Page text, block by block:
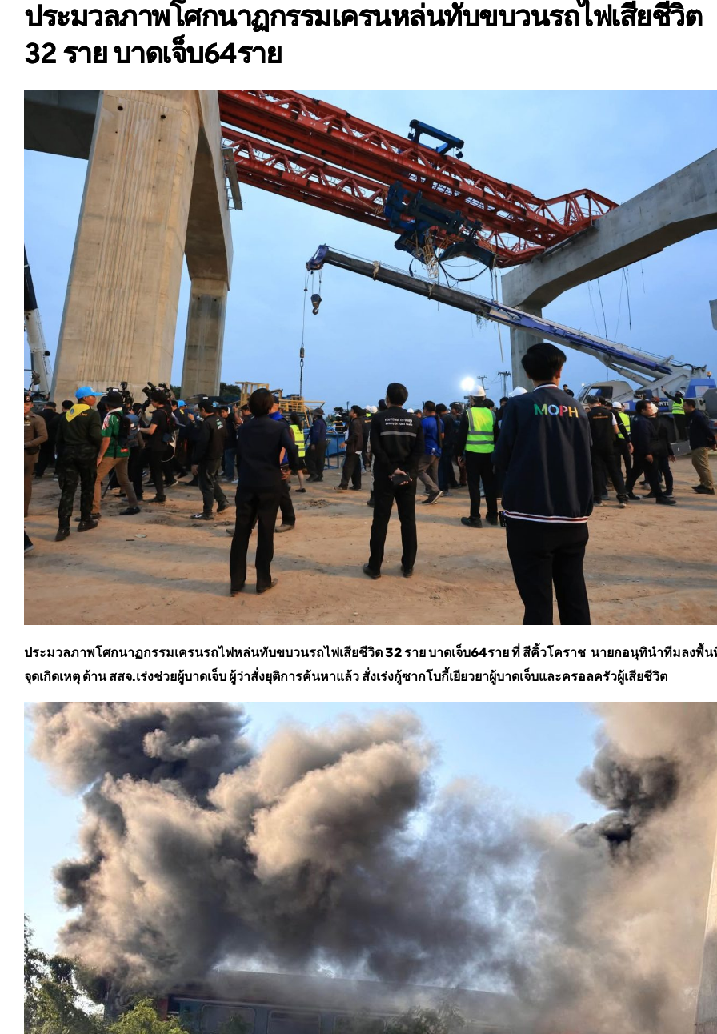
ประมวลภาพโศกนาฏกรรมเครนหล่นทับขบวนรถไฟเสียชีวิต
32 ราย บาดเจ็บ64ราย
ประมวลภาพโศกนาฏกรรมเครนรถไฟหล่นทับขบวนรถไฟเสียชีวิต 32 ราย บาดเจ็บ64ราย ที่ สีคิ้วโคราช นายกอนุทินำทีมลงพื้น
จุดเกิดเหตุ ด้าน สสจ.เร่งช่วยผู้บาดเจ็บ ผู้ว่าสั่งยุติการค้นหาแล้ว สั่งเร่งกู้ซากโบกี้เยียวยาผู้บาดเจ็บและครอลครัวผู้เสียชีวิต